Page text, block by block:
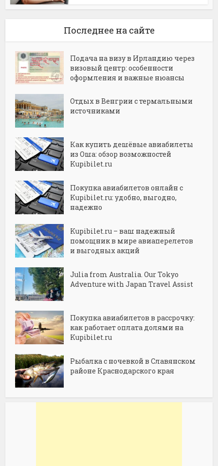
Последнее на сайте
Подача на визу в Ирландию через
визовый центр: особенности
оформления и важные нюансы
Отдых в Венгрии с термальными
источниками
Как купить дешёвые авиабилеты
из Оша: обзор возможностей
Kupibilet.ru
Покупка авиабилетов онлайн с
Kupibilet.ru: удобно, выгодно,
надежно
Kupibilet.ru – ваш надежный
помощник в мире авиаперелетов
и выгодных акций
Julia from Australia. Our Tokyo
Adventure with Japan Travel Assist
Покупка авиабилетов в рассрочку:
как работает оплата долями на
Kupibilet.ru
Рыбалка с ночевкой в Славянском
районе Краснодарского края